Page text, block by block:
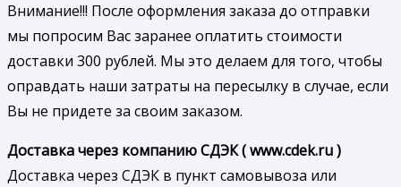
Внимание!!! После оформления заказа до отправки
мы попросим Вас заранее оплатить стоимости
доставки 300 рублей. Мы это делаем для того, чтобы
оправдать наши затраты на пересылку в случае, если
Вы не придете за своим заказом.
Доставка через компанию СДЭК ( www.cdek.ru )
Доставка через СДЭК в пункт самовывоза или